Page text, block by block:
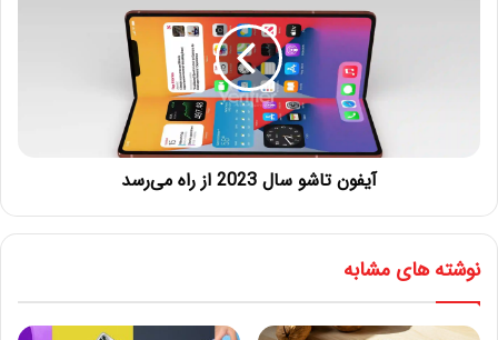
آیفون تاشو سال 2023 از راه می‌رسد
نوشته های مشابه